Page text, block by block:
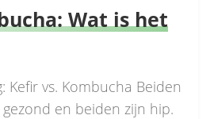
Wat is het
Kefir vs. Kombucha Beiden
en beiden zijn hip.